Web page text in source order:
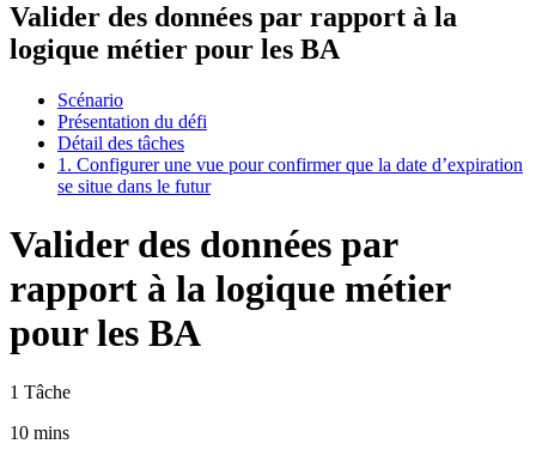
Valider des données par rapport à la
logique métier pour les BA
Scénario
Présentation du défi
Détail des tâches
1. Configurer une vue pour confirmer que la date d’expiration
se situe dans le futur
Valider des données par
rapport à la logique métier
pour les BA
1 Tâche
10 mins